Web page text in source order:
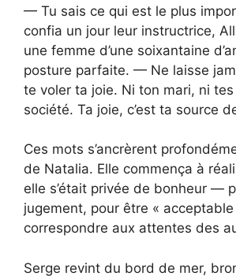
— Tu sais ce qui est le plus
confia un jour leur instructrice,
une femme d’une soixantaine
posture parfaite. — Ne laisse
te voler ta joie. Ni ton mari, ni
société. Ta joie, c’est ta source
Ces mots s’ancrèrent
de Natalia. Elle commença à
elle s’était privée de bonheur —
jugement, pour être «
correspondre aux attentes des
Serge revint du bord de mer,